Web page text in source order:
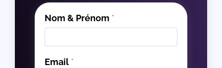
Nom & Prénom *
Email *